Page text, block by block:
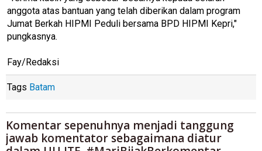
anggota atas bantuan yang telah diberikan dalam program
Jumat Berkah HIPMI Peduli bersama BPD HIPMI Kepri,"
pungkasnya.
Fay/Redaksi
Tags Batam
Komentar sepenuhnya menjadi tanggung
jawab komentator sebagaimana diatur